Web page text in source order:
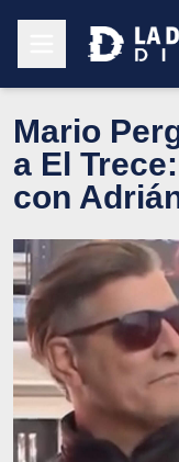
Mario
a El
con